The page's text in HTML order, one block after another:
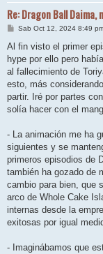
Re: Dragon Ball
M
n
a
Sab Oct 12, 2024 8:49
Al fin visto el primer
hype por ello pero
al fallecimiento de
esto, más
partir. Iré por partes
solía hacer con el
- La animación me ha
siguientes y se
primeros episodios de
también ha gozado de
cambio para bien, que
arco de Whole Cake
internas desde la
exitosas por igual
- Imaginábamos que